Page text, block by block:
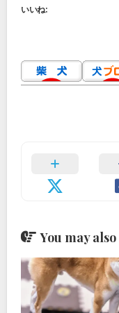
いいね:
You may